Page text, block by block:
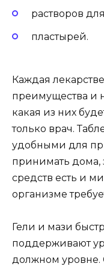
растворов
пластырей.
Каждая
преимущества и
какая из них
только врач.
удобными для
принимать дома,
средств есть и
организме
Гели и мази
поддерживают
должном уровне.